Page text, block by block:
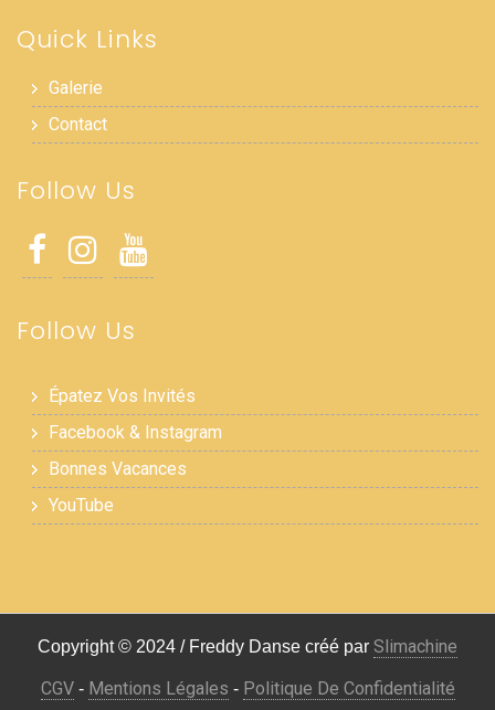
Quick Links
Galerie
Contact
Follow Us
Follow Us
Épatez Vos Invités
Facebook & Instagram
Bonnes Vacances
YouTube
Copyright © 2024 / Freddy Danse créé par Slimachine
CGV- Mentions Légales - Politique De Confidentialité